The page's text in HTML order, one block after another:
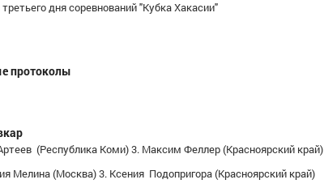
дня соревнований "Кубка Хакасии"
протоколы
(Республика Коми) 3. Максим Феллер (Красноярский край)
Мелина (Москва) 3. Ксения Подопригора (Красноярский край)